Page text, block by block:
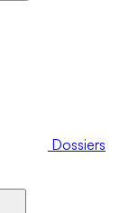
Dossiers